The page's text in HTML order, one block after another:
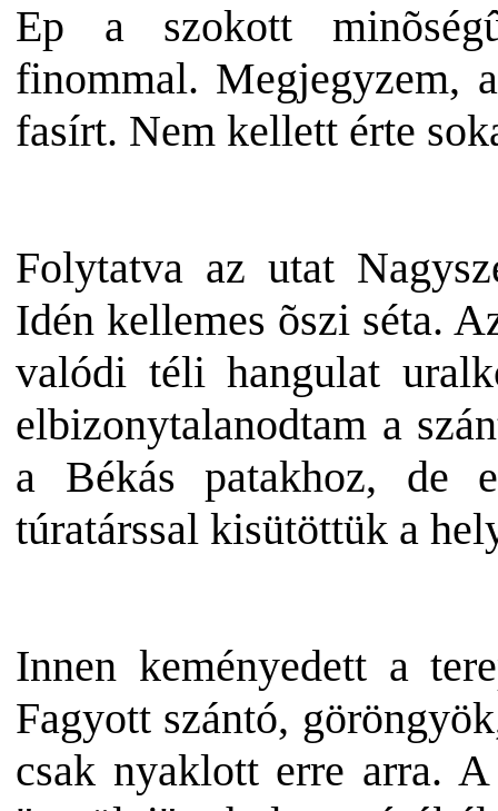
Ep a szokott
finommal. Megjegyzem,
fasírt. Nem kellett érte
Folytatva az utat
Idén kellemes õszi séta.
valódi téli hangulat
elbizonytalanodtam a
a Békás patakhoz, de
túratárssal kisütöttük a
Innen keményedett a
Fagyott szántó,
csak nyaklott erre arra. A